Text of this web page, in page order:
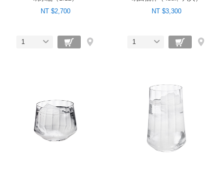
NT $2,700
1
NT $3,300
1